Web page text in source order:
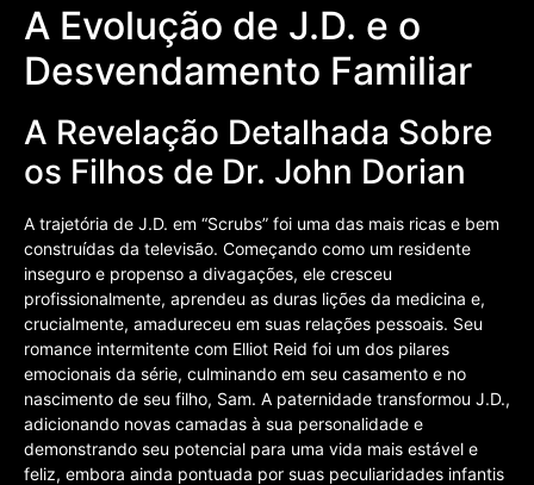
A Evolução de J.D. e o
Desvendamento Familiar
A Revelação Detalhada Sobre
os Filhos de Dr. John Dorian
A trajetória de J.D. em “Scrubs” foi uma das mais ricas e bem
construídas da televisão. Começando como um residente
inseguro e propenso a divagações, ele cresceu
profissionalmente, aprendeu as duras lições da medicina e,
crucialmente, amadureceu em suas relações pessoais. Seu
romance intermitente com Elliot Reid foi um dos pilares
emocionais da série, culminando em seu casamento e no
nascimento de seu filho, Sam. A paternidade transformou J.D.,
adicionando novas camadas à sua personalidade e
demonstrando seu potencial para uma vida mais estável e
feliz, embora ainda pontuada por suas peculiaridades infantis